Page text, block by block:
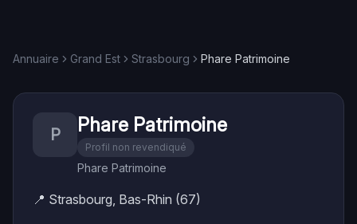
Annuaire Grand Est Strasbourg Phare Patrimoine
P Phare Patrimoine
Profil non revendiqué
Phare Patrimoine
📍 Strasbourg, Bas-Rhin (67)